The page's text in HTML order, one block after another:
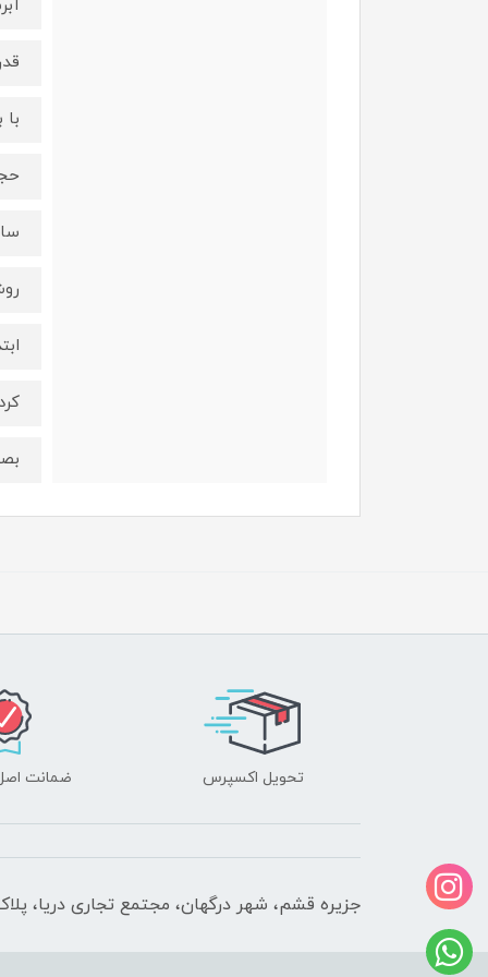
کرده تا ۹۰% سپس بصورت لایه
تحویل اکسپرس ضمانت
جزیره قشم، شهر درگهان، مجتمع تجاری دریا، پلاک